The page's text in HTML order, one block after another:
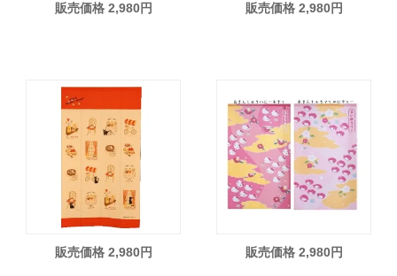
販売価格 2,980円 販売価格 2,980円
販売価格 2,980円 販売価格 2,980円